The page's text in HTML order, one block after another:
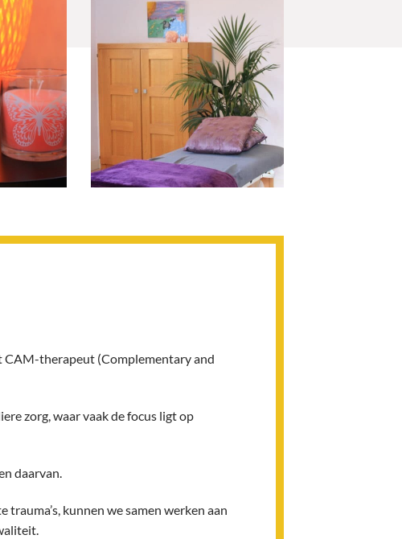
CAM-therapeut (Complementary and
zorg, waar vaak de focus ligt op
daarvan.
kunnen we samen werken aan